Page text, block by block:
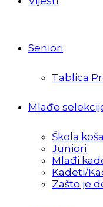
Seniori
Tablica
Mlađe
Škola
Juniori
Mlađi
Kadeti/
Zašto je